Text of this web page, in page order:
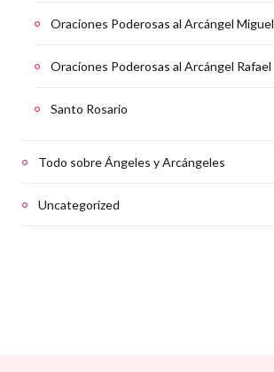
Oraciones Poderosas al Arcángel Miguel
Oraciones Poderosas al Arcángel Rafael
Santo Rosario
Todo sobre Ángeles y Arcángeles
Uncategorized